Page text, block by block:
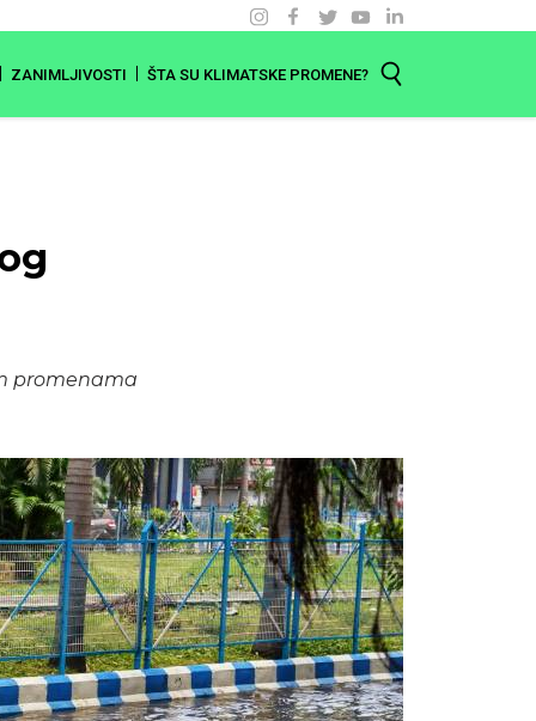
ZANIMLJIVOSTI ŠTA SU KLIMATSKE PROMENE?
promenama